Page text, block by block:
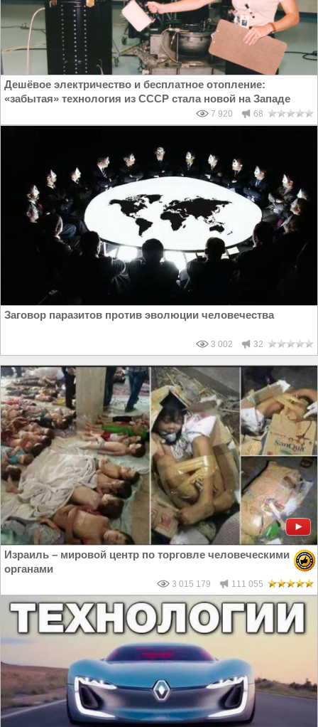
Дешёвое электричество и бесплатное отопление:
«забытая» технология из СССР стала новой на Западе
7 920 68
Заговор паразитов против эволюции человечества
3 002 32
Израиль – мировой центр по торговле человеческими
органами
3 015 179 111 055